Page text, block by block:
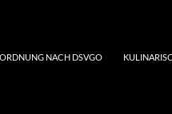
NACH DSVGO